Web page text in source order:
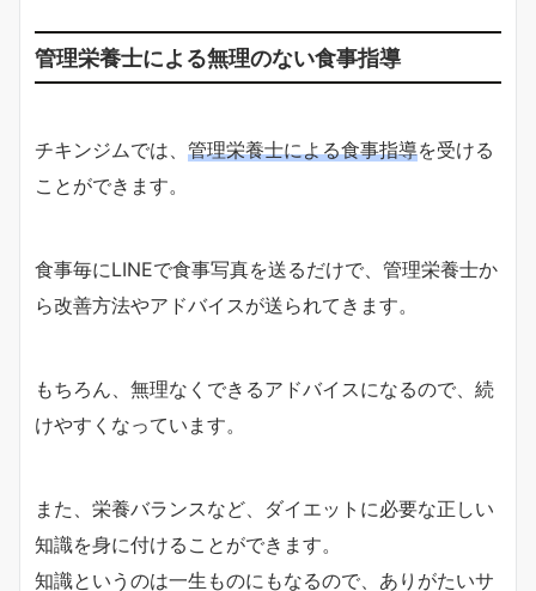
管理栄養士による無理のない食事指導
チキンジムでは、 管理栄養士による食事指導を受ける
ことができます。
食事毎にLINEで食事写真を送るだけで、管理栄養士か
ら改善方法やアドバイスが送られてきます。
もちろん、無理なくできるアドバイスになるので、続
けやすくなっています。
また、栄養バランスなど、ダイエットに必要な正しい
知識を身に付けることができます。
知識というのは一生ものにもなるので、ありがたいサ